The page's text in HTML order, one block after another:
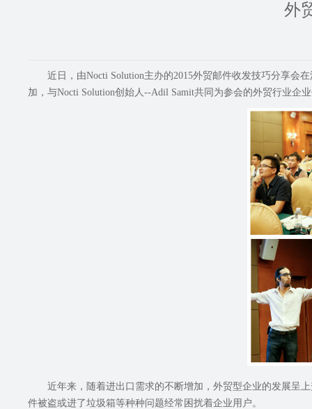
外
近日，由Nocti Solution主办的2015外贸邮件收发技巧分享会
加，与Nocti Solution创始人--Adil Samit共同为参会的外贸行业企
近年来，随着进出口需求的不断增加，外贸型企业的发展呈
件被盗或进了垃圾箱等种种问题经常困扰着企业用户。